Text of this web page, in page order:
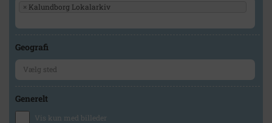
× Kalundborg Lokalarkiv
Geografi
Generelt
Vis kun med billeder